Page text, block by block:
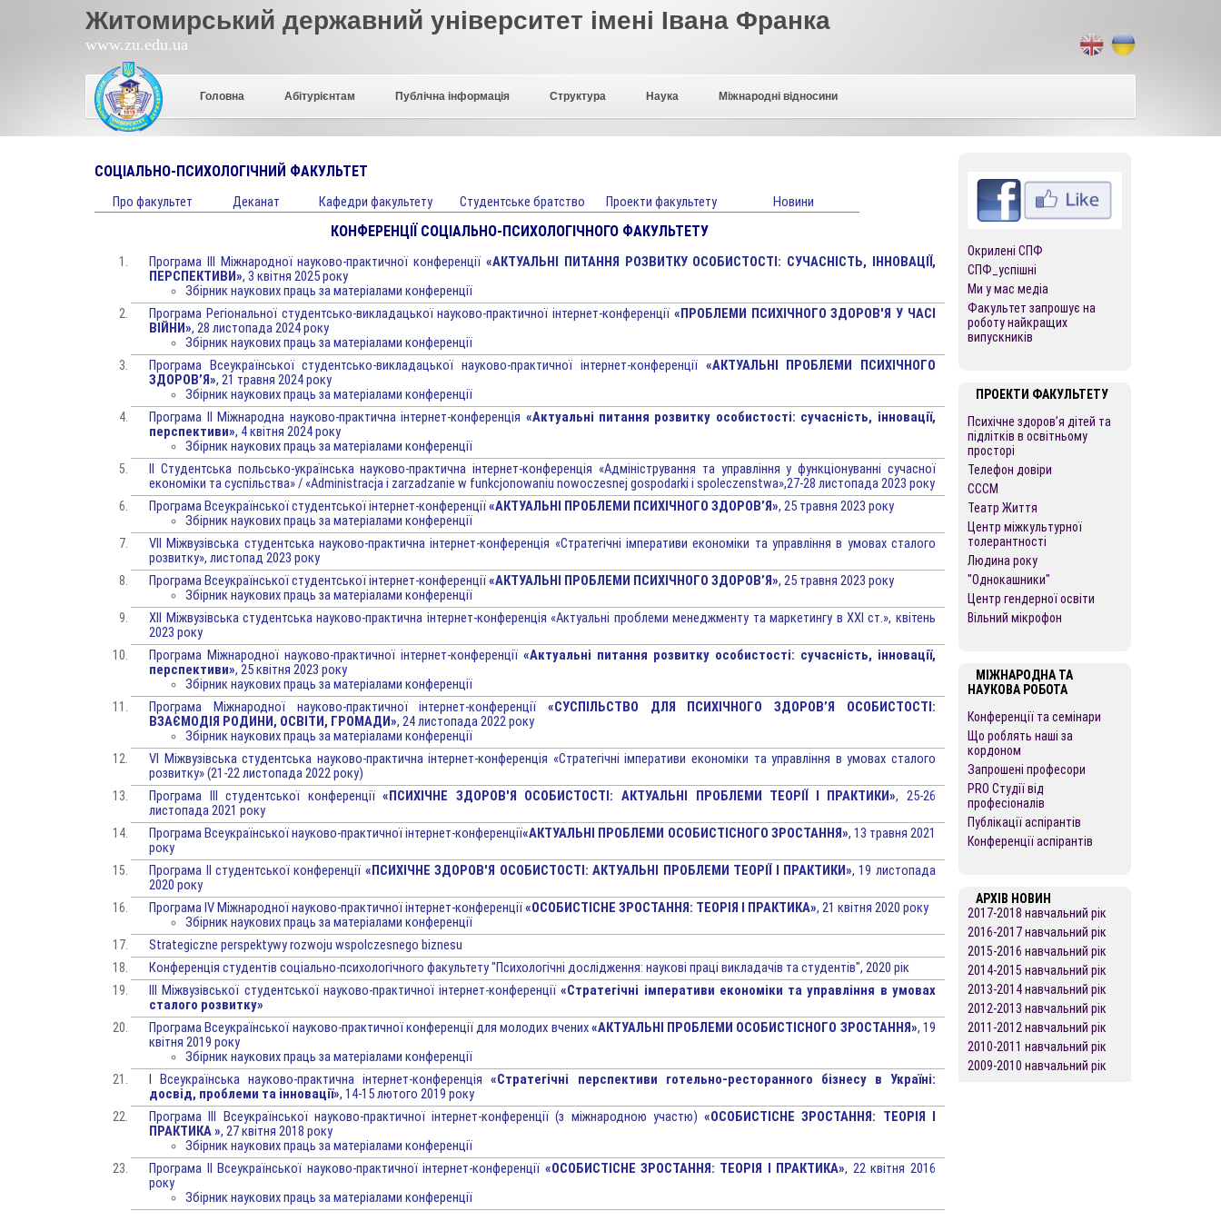
Житомирський державний університет імені Івана Франка
www.zu.edu.ua
Головна Абітурієнтам Публічна інформація Структура Наука Міжнародні відносини
СОЦІАЛЬНО-ПСИХОЛОГІЧНИЙ ФАКУЛЬТЕТ
Про факультет Деканат Кафедри факультету Студентське братство Проекти факультету Новини
КОНФЕРЕНЦІЇ СОЦІАЛЬНО-ПСИХОЛОГІЧНОГО ФАКУЛЬТЕТУ
Програма ІІІ Міжнародної науково-практичної конференції «АКТУАЛЬНІ ПИТАННЯ РОЗВИТКУ ОСОБИСТОСТІ: СУЧАСНІСТЬ, ІННОВАЦІЇ,
ПЕРСПЕКТИВИ», 3 квітня 2025 року
Збірник наукових праць за матеріалами конференції
Програма Регіональної студентсько-викладацької науково-практичної інтернет-конференції «ПРОБЛЕМИ ПСИХІЧНОГО ЗДОРОВ'Я У ЧАСІ
ВІЙНИ», 28 листопада 2024 року
Збірник наукових праць за матеріалами конференції
Програма Всеукраїнської студентсько-викладацької науково-практичної інтернет-конференції «АКТУАЛЬНІ ПРОБЛЕМИ ПСИХІЧНОГО
ЗДОРОВ’Я», 21 травня 2024 року
Збірник наукових праць за матеріалами конференції
Програма ІІ Міжнародна науково-практична інтернет-конференція «Актуальні питання розвитку особистості: сучасність, інновації,
перспективи», 4 квітня 2024 року
Збірник наукових праць за матеріалами конференції
II Студентська польсько-українська науково-практична інтернет-конференція «Адміністрування та управління у функціонуванні сучасної
економіки та суспільства» / «Administracja i zarzadzanie w funkcjonowaniu nowoczesnej gospodarki i spoleczenstwa»,27-28 листопада 2023 року
Програма Всеукраїнської студентської інтернет-конференції«АКТУАЛЬНІ ПРОБЛЕМИ ПСИХІЧНОГО ЗДОРОВ’Я», 25 травня 2023 року
Збірник наукових праць за матеріалами конференції
VIІ Міжвузівська студентська науково-практична інтернет-конференція «Стратегічні імперативи економіки та управління в умовах сталого
розвитку», листопад 2023 року
Програма Всеукраїнської студентської інтернет-конференції«АКТУАЛЬНІ ПРОБЛЕМИ ПСИХІЧНОГО ЗДОРОВ’Я», 25 травня 2023 року
Збірник наукових праць за матеріалами конференції
ХІІ Міжвузівська студентська науково-практична інтернет-конференція «Актуальні проблеми менеджменту та маркетингу в ХХІ ст.», квітень
2023 року
Програма Міжнародної науково-практичної інтернет-конференції«Актуальні питання розвитку особистості: сучасність, інновації,
перспективи», 25 квітня 2023 року
Збірник наукових праць за матеріалами конференції
Програма Міжнародної науково-практичної інтернет-конференції «СУСПІЛЬСТВО ДЛЯ ПСИХІЧНОГО ЗДОРОВ’Я ОСОБИСТОСТІ:
ВЗАЄМОДІЯ РОДИНИ, ОСВІТИ, ГРОМАДИ», 24 листопада 2022 року
Збірник наукових праць за матеріалами конференції
VI Міжвузівська студентська науково-практична інтернет-конференція «Стратегічні імперативи економіки та управління в умовах сталого
розвитку» (21-22 листопада 2022 року)
Програма ІІІ студентської конференції«ПСИХІЧНЕ ЗДОРОВ'Я ОСОБИСТОСТІ: АКТУАЛЬНІ ПРОБЛЕМИ ТЕОРІЇ І ПРАКТИКИ», 25-26
листопада 2021 року
Програма Всеукраїнської науково-практичної інтернет-конференції«АКТУАЛЬНІ ПРОБЛЕМИ ОСОБИСТІСНОГО ЗРОСТАННЯ», 13 травня 2021
року
Програма ІІ студентської конференції «ПСИХІЧНЕ ЗДОРОВ'Я ОСОБИСТОСТІ: АКТУАЛЬНІ ПРОБЛЕМИ ТЕОРІЇ І ПРАКТИКИ», 19 листопада
2020 року
Програма IV Міжнародної науково-практичної інтернет-конференції«ОСОБИСТІСНЕ ЗРОСТАННЯ: ТЕОРІЯ І ПРАКТИКА», 21 квітня 2020 року
Збірник наукових праць за матеріалами конференції
Strategiczne perspektywy rozwoju wspolczesnego biznesu
Конференція студентів соціально-психологічного факультету "Психологічні дослідження: наукові праці викладачів та студентів", 2020 рік
ІII Міжвузівської студентської науково-практичної інтернет-конференції«Стратегічні імперативи економіки та управління в умовах
сталого розвитку»
Програма Всеукраїнської науково-практичної конференції для молодих вчених«АКТУАЛЬНІ ПРОБЛЕМИ ОСОБИСТІСНОГО ЗРОСТАННЯ», 19
квітня 2019 року
Збірник наукових праць за матеріалами конференції
І Всеукраїнська науково-практична інтернет-конференція«Стратегічні перспективи готельно-ресторанного бізнесу в Україні:
досвід, проблеми та інновації», 14-15 лютого 2019 року
Програма ІІІ Всеукраїнської науково-практичної інтернет-конференції (з міжнародною участю)«ОСОБИСТІСНЕ ЗРОСТАННЯ: ТЕОРІЯ І
ПРАКТИКА », 27 квітня 2018 року
Збірник наукових праць за матеріалами конференції
Програма IІ Всеукраїнської науково-практичної інтернет-конференції «ОСОБИСТІСНЕ ЗРОСТАННЯ: ТЕОРІЯ І ПРАКТИКА», 22 квітня 2016
року
Збірник наукових праць за матеріалами конференції
Окрилені СПФ
СПФ_успішні
Ми у мас медіа
Факультет запрошує на
роботу найкращих
випускників
ПРОЕКТИ ФАКУЛЬТЕТУ
Психічне здоров’я дітей та
підлітків в освітньому
просторі
Телефон довіри
CCCМ
Театр Життя
Центр міжкультурної
толерантності
Людина року
"Однокашники"
Центр гендерної освіти
Вільний мікрофон
МІЖНАРОДНА ТА
НАУКОВА РОБОТА
Конференції та семінари
Що роблять наші за
кордоном
Запрошені професори
PRO Студії від
професіоналів
Публікації аспірантів
Конференції аспірантів
АРХІВ НОВИН
2017-2018 навчальний рік
2016-2017 навчальний рік
2015-2016 навчальний рік
2014-2015 навчальний рік
2013-2014 навчальний рік
2012-2013 навчальний рік
2011-2012 навчальний рік
2010-2011 навчальний рік
2009-2010 навчальний рік